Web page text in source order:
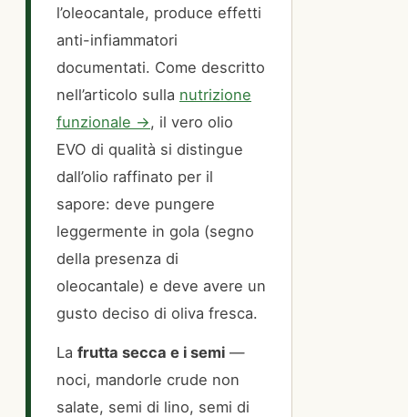
l’oleocantale, produce effetti
anti-infiammatori
documentati. Come descritto
nell’articolo sulla nutrizione
funzionale →, il vero olio
EVO di qualità si distingue
dall’olio raffinato per il
sapore: deve pungere
leggermente in gola (segno
della presenza di
oleocantale) e deve avere un
gusto deciso di oliva fresca.
La frutta secca e i semi —
noci, mandorle crude non
salate, semi di lino, semi di